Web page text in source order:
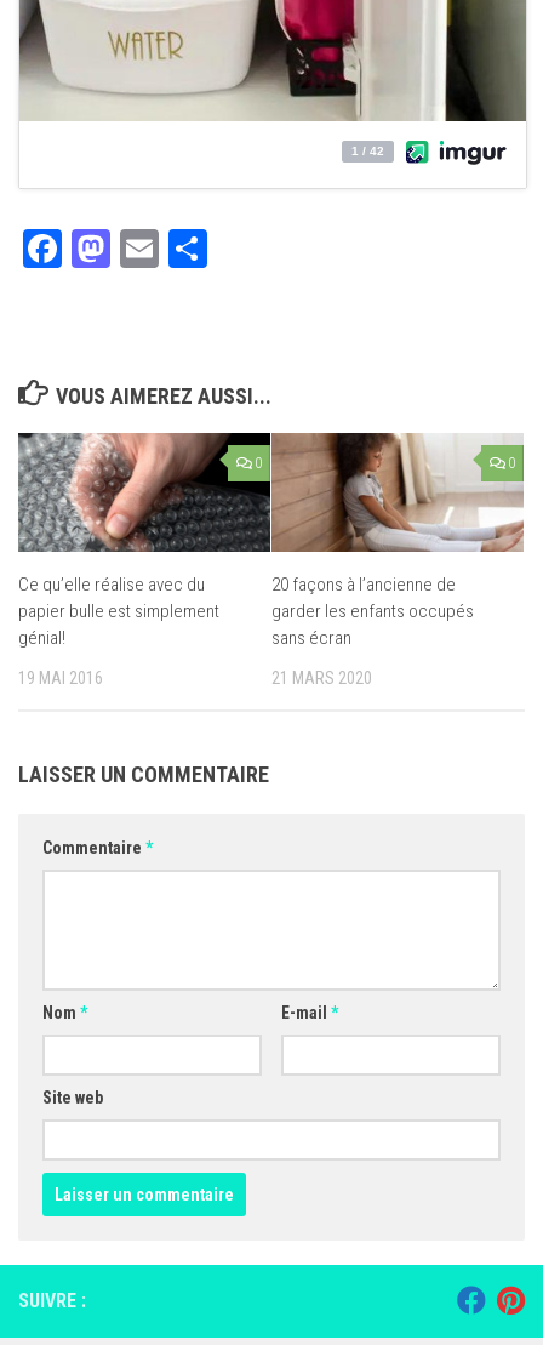
Facebook
Mastodon
Email
VOUS AIMEREZ AUSSI...
0
Ce qu’elle réalise avec du
papier bulle est simplement
génial!
19 MAI 2016
0
20 façons à l’ancienne de
garder les enfants occupés
sans écran
21 MARS 2020
LAISSER UN COMMENTAIRE
Commentaire *
Nom * E-mail *
Site web
SUIVRE :